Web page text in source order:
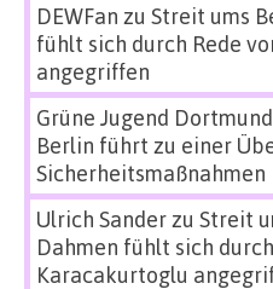
DEWFan zu Streit ums
fühlt sich durch Rede
angegriffen
Grüne Jugend
Berlin führt zu einer
Sicherheitsmaßnahmen
Ulrich Sanderzu Streit
Dahmen fühlt sich
Karacakurtoglu